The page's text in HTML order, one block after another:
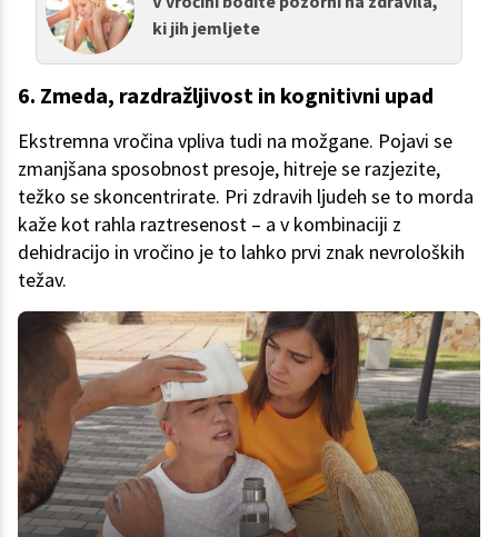
ki jih jemljete
6. Zmeda, razdražljivost in kognitivni upad
Ekstremna vročina vpliva tudi na možgane. Pojavi se
zmanjšana sposobnost presoje, hitreje se razjezite,
težko se skoncentrirate. Pri zdravih ljudeh se to morda
kaže kot rahla raztresenost – a v kombinaciji z
dehidracijo in vročino je to lahko prvi znak nevroloških
težav.